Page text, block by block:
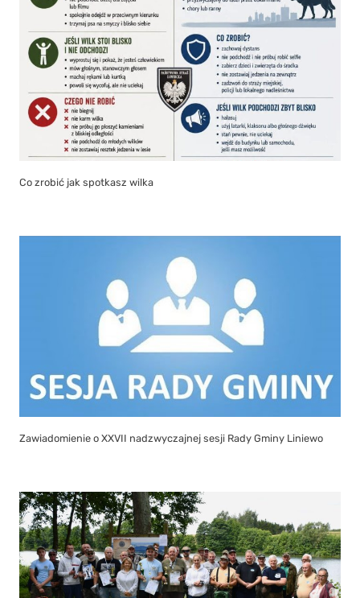
Co zrobić jak spotkasz wilka
Zawiadomienie o XXVII nadzwyczajnej sesji Rady Gminy Liniewo